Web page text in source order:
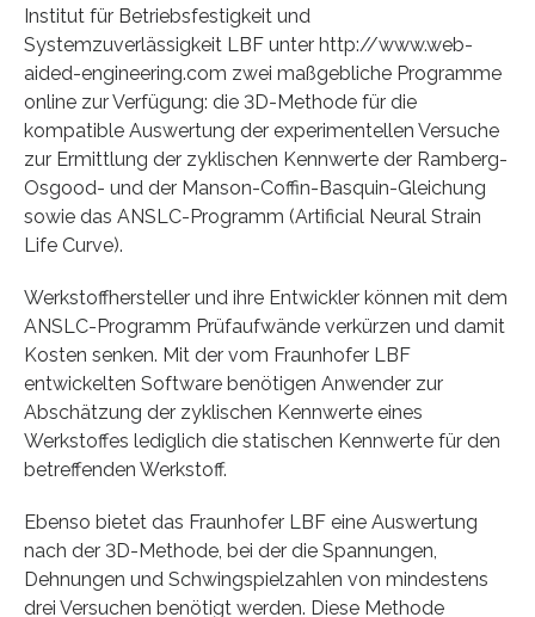
Institut für Betriebsfestigkeit und
Systemzuverlässigkeit LBF unter http://www.web-
aided-engineering.com zwei maßgebliche Programme
online zur Verfügung: die 3D-Methode für die
kompatible Auswertung der experimentellen Versuche
zur Ermittlung der zyklischen Kennwerte der Ramberg-
Osgood- und der Manson-Coffin-Basquin-Gleichung
sowie das ANSLC-Programm (Artificial Neural Strain
Life Curve).
Werkstoffhersteller und ihre Entwickler können mit dem
ANSLC-Programm Prüfaufwände verkürzen und damit
Kosten senken. Mit der vom Fraunhofer LBF
entwickelten Software benötigen Anwender zur
Abschätzung der zyklischen Kennwerte eines
Werkstoffes lediglich die statischen Kennwerte für den
betreffenden Werkstoff.
Ebenso bietet das Fraunhofer LBF eine Auswertung
nach der 3D-Methode, bei der die Spannungen,
Dehnungen und Schwingspielzahlen von mindestens
drei Versuchen benötigt werden. Diese Methode